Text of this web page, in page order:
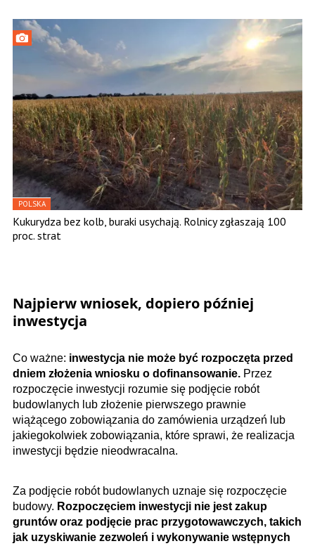
POLSKA
Kukurydza bez kolb, buraki usychają. Rolnicy zgłaszają 100
proc. strat
Najpierw wniosek, dopiero później
inwestycja
Co ważne: inwestycja nie może być rozpoczęta przed
dniem złożenia wniosku o dofinansowanie. Przez
rozpoczęcie inwestycji rozumie się podjęcie robót
budowlanych lub złożenie pierwszego prawnie
wiążącego zobowiązania do zamówienia urządzeń lub
jakiegokolwiek zobowiązania, które sprawi, że realizacja
inwestycji będzie nieodwracalna.
Za podjęcie robót budowlanych uznaje się rozpoczęcie
budowy. Rozpoczęciem inwestycji nie jest zakup
gruntów oraz podjęcie prac przygotowawczych, takich
jak uzyskiwanie zezwoleń i wykonywanie wstępnych